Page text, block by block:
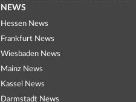
NEWS
Hessen News
Frankfurt News
Wiesbaden News
Mainz News
Kassel News
Darmstadt News